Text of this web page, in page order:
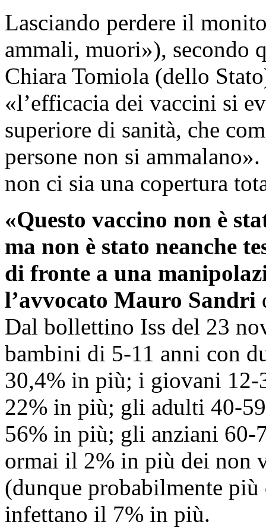
Lasciando perdere il
ammali, muori»), secondo
Chiara Tomiola (dello
«l’efficacia dei vaccini si
superiore di sanità, che
persone non si
non ci sia una copertura
«Questo vaccino non è
ma non è stato neanche
di fronte a una
l’avvocato Mauro Sandri
Dal bollettino Iss del 23
bambini di 5-11 anni con
30,4% in più; i giovani 12-
22% in più; gli adulti 40-
56% in più; gli anziani 60-
ormai il 2% in più dei non
(dunque probabilmente
infettano il 7% in più.